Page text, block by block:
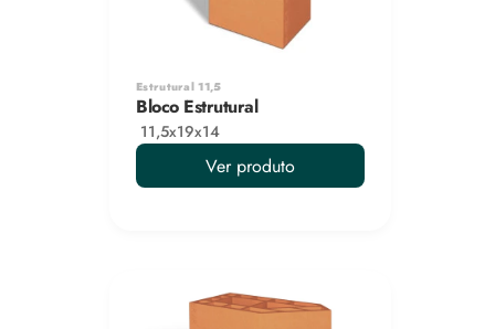
Estrutural 11,5
Bloco Estrutural
11,5x19x14
Ver produto